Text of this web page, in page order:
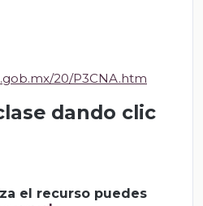
20/P3CNA.htm
dando clic
el recurso puedes